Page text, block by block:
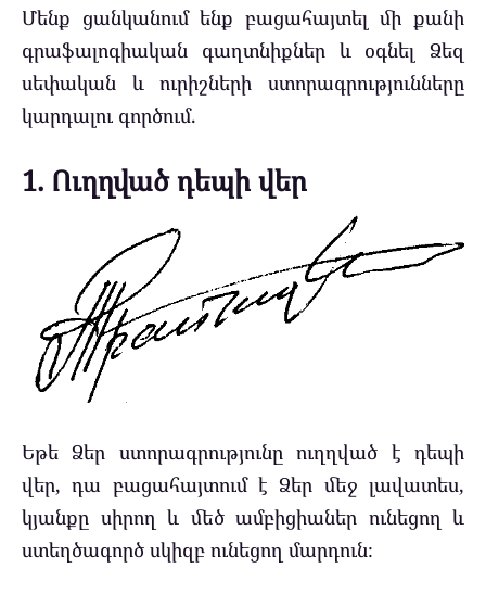
Մենք ցանկանում ենք բացահայտել մի քանի
գրաֆալոգիական գաղտնիքներ և օգնել Ձեզ
սեփական և ուրիշների ստորագրությունները
կարդալու գործում.
1. Ուղղված դեպի վեր
Եթե Ձեր ստորագրությունը ուղղված է դեպի
վեր, դա բացահայտում է Ձեր մեջ լավատես,
կյանքը սիրող և մեծ ամբիցիաներ ունեցող և
ստեղծագործ սկիզբ ունեցող մարդուն։